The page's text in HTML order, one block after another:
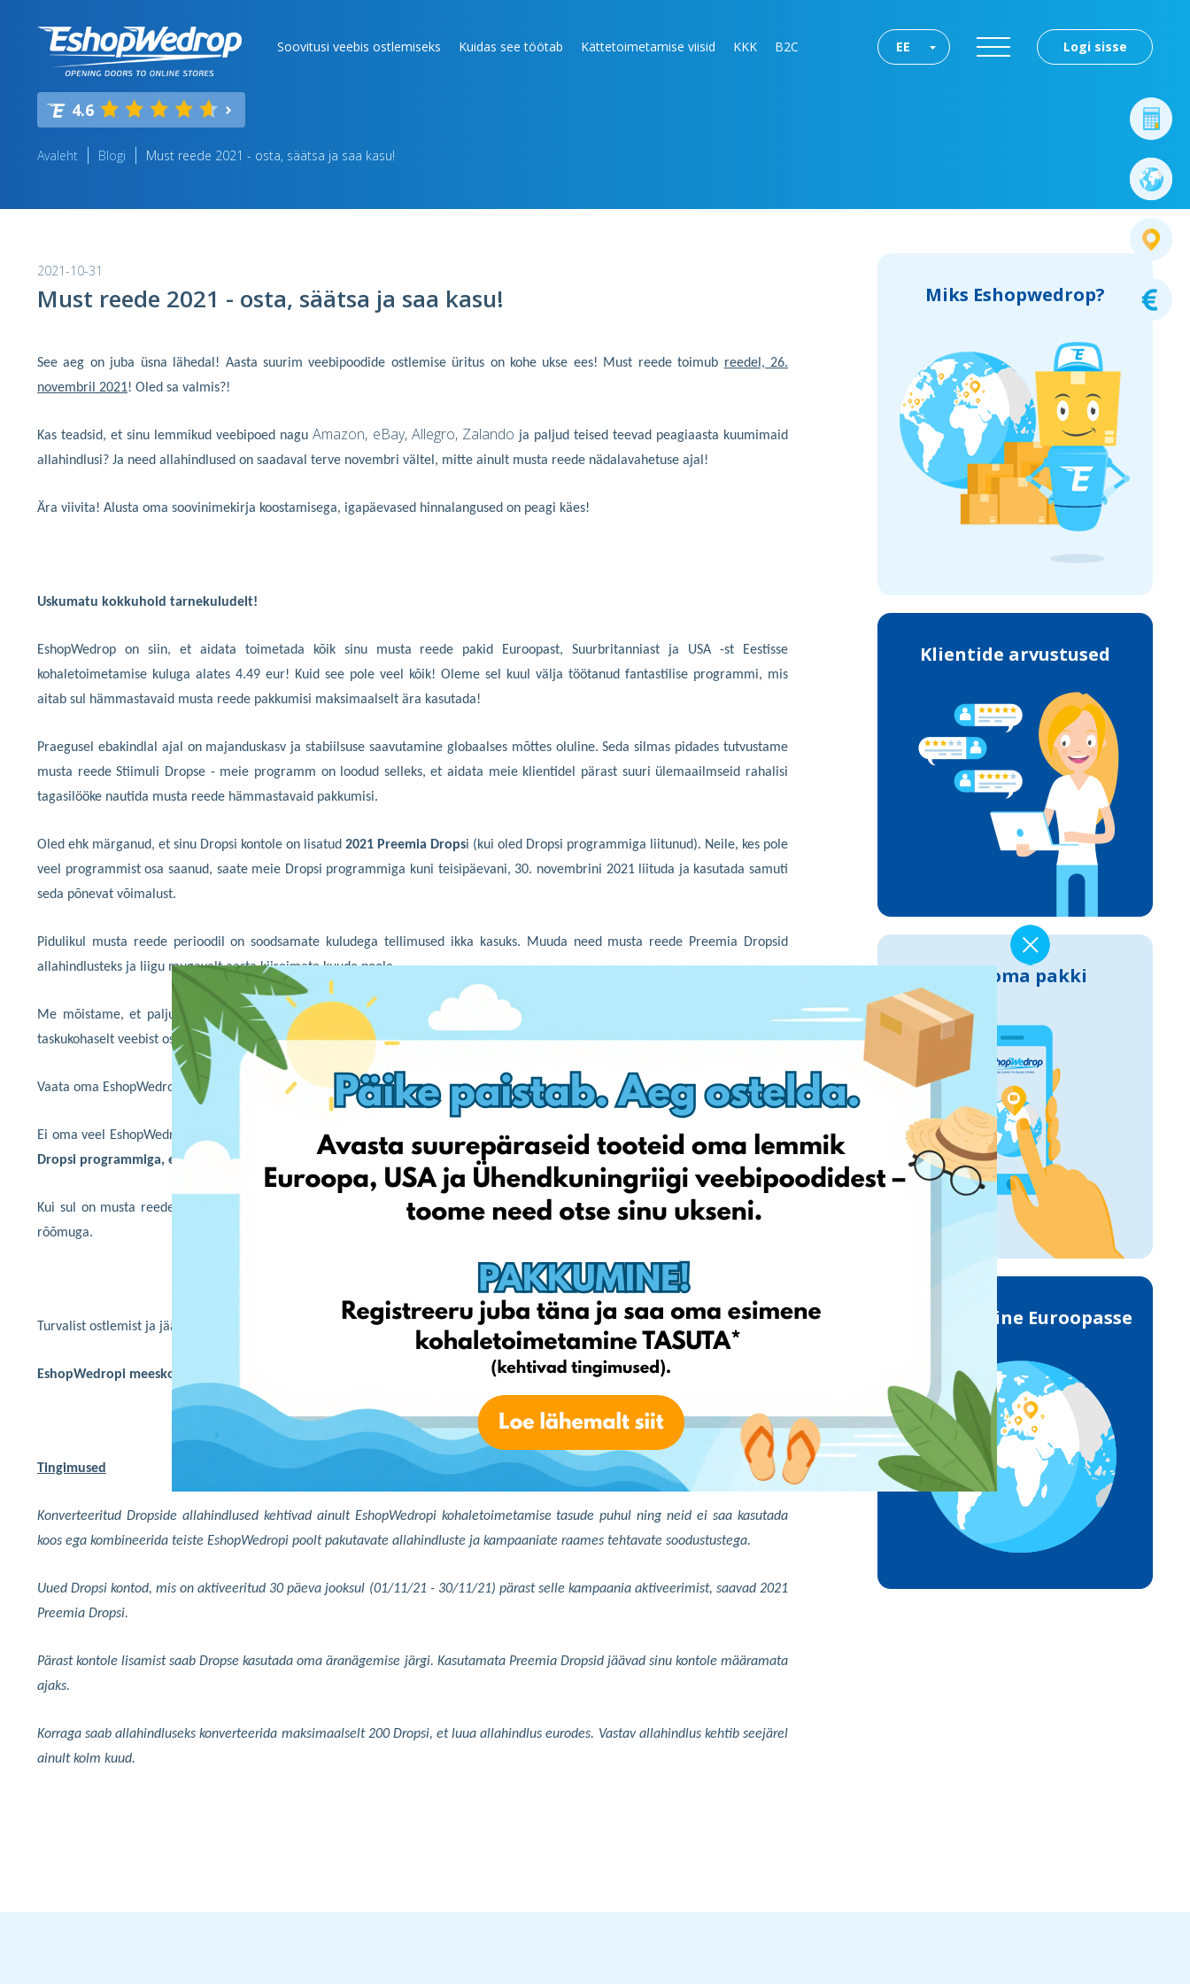
Soovitusi veebis ostlemiseks Kuidas see töötab Kättetoimetamise viisid KKK B2C Logi sisse
EE
4.6
Avaleht Blogi Must reede 2021 - osta, säätsa ja saa kasu!
2021-10-31
Must reede 2021 - osta, säätsa ja saa kasu!
See aeg on juba üsna lähedal! Aasta suurim veebipoodide ostlemise üritus on kohe ukse ees! Must reede toimub reedel, 26.
novembril 2021! Oled sa valmis?!
Kas teadsid, et sinu lemmikud veebipoed naguAmazon, eBay, Allegro, Zalando ja paljud teised teevad peagiaasta kuumimaid
allahindlusi? Ja need allahindlused on saadaval terve novembri vältel, mitte ainult musta reede nädalavahetuse ajal!
Ära viivita! Alusta oma soovinimekirja koostamisega, igapäevased hinnalangused on peagi käes!
Uskumatu kokkuhoid tarnekuludelt!
EshopWedrop on siin, et aidata toimetada kõik sinu musta reede pakid Euroopast, Suurbritanniast ja USA -st Eestisse
kohaletoimetamise kuluga alates 4.49 eur! Kuid see pole veel kõik! Oleme sel kuul välja töötanud fantastilise programmi, mis
aitab sul hämmastavaid musta reede pakkumisi maksimaalselt ära kasutada!
Praegusel ebakindlal ajal on majanduskasv ja stabiilsuse saavutamine globaalses mõttes oluline. Seda silmas pidades tutvustame
musta reede Stiimuli Dropse - meie programm on loodud selleks, et aidata meie klientidel pärast suuri ülemaailmseid rahalisi
tagasilööke nautida musta reede hämmastavaid pakkumisi.
Oled ehk märganud, et sinu Dropsi kontole on lisatud 2021 Preemia Dropsi (kui oled Dropsi programmiga liitunud). Neile, kes pole
veel programmist osa saanud, saate meie Dropsi programmiga kuni teisipäevani, 30. novembrini 2021 liituda ja kasutada samuti
seda põnevat võimalust.
Pidulikul musta reede perioodil on soodsamate kuludega tellimused ikka kasuks. Muuda need musta reede Preemia Dropsid
allahindlusteks ja liigu mugavalt aasta kiireimate kuude poole.
Me mõistame, et paljudel inimestel on käes keerulised ajad ja loodame, et see võimaldab musta reede perioodil hõlpsalt ja
taskukohaselt veebist osta ning oma saadetised Eestisse toimetada.
Vaata oma EshopWedropi profiili juba täna ja leia kontolt kasutamist ootavad Dropsid!
Ei oma veel EshopWedropi kontot? Registreeri 30 päeva jooksul 2021. aasta Preemia
Dropsid! Liitu kindlasti meie
Dropsi programmiga, et saada oma preemia!
Kui sul on musta reede Preemia Dropside kohta küsimusi, siis võta kõhklemata ühendust ja keegi meie meeskonnast aitab sind
rõõmuga.
Turvalist ostlemist ja jäägem terveks!
EshopWedropi meeskond
Tingimused
Konverteeritud Dropside allahindlused kehtivad ainult EshopWedropi kohaletoimetamise tasude puhul ning neid ei saa kasutada
koos ega kombineerida teiste EshopWedropi poolt pakutavate allahindluste ja kampaaniate raames tehtavate soodustustega.
Uued Dropsi kontod, mis on aktiveeritud 30 päeva jooksul (01/11/21 - 30/11/21) pärast selle kampaania aktiveerimist, saavad 2021
Preemia Dropsi.
Pärast kontole lisamist saabDropse kasutada oma äranägemise järgi. Kasutamata Preemia Dropsid jäävad sinu kontole määramata
ajaks.
Korraga saab allahindluseks konverteerida maksimaalselt 200 Dropsi, et luua allahindlus eurodes. Vastav allahindlus kehtib seejärel
ainult kolm kuud.
Miks Eshopwedrop?
Klientide arvustused
Jälgi oma pakki
Toimetamine Euroopasse